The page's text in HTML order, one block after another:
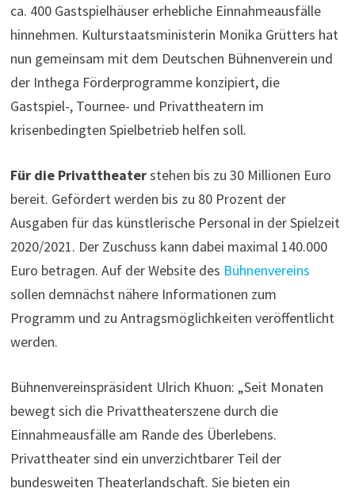
ca. 400 Gastspielhäuser erhebliche Einnahmeausfälle
hinnehmen. Kulturstaatsministerin Monika Grütters hat
nun gemeinsam mit dem Deutschen Bühnenverein und
der Inthega Förderprogramme konzipiert, die
Gastspiel-, Tournee- und Privattheatern im
krisenbedingten Spielbetrieb helfen soll.
Für die Privattheaterstehen bis zu 30 Millionen Euro
bereit. Gefördert werden bis zu 80 Prozent der
Ausgaben für das künstlerische Personal in der Spielzeit
2020/2021. Der Zuschuss kann dabei maximal 140.000
Euro betragen. Auf der Website des Bühnenvereins
sollen demnächst nähere Informationen zum
Programm und zu Antragsmöglichkeiten veröffentlicht
werden.
Bühnenvereinspräsident Ulrich Khuon: „Seit Monaten
bewegt sich die Privattheaterszene durch die
Einnahmeausfälle am Rande des Überlebens.
Privattheater sind ein unverzichtbarer Teil der
bundesweiten Theaterlandschaft. Sie bieten ein